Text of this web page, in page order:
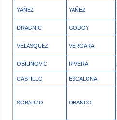
YAÑEZ YAÑEZ
DRAGNIC GODOY
VELASQUEZ VERGARA
OBILINOVIC RIVERA
CASTILLO ESCALONA
SOBARZO OBANDO